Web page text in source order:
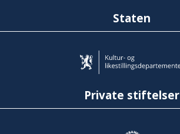
Staten
Private stiftelser